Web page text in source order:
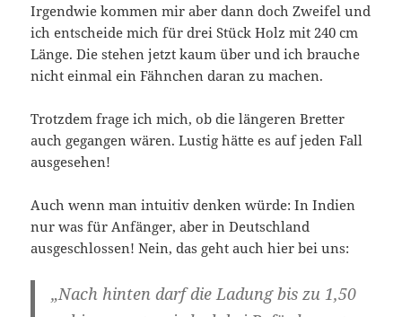
Irgendwie kommen mir aber dann doch Zweifel und
ich entscheide mich für drei Stück Holz mit 240 cm
Länge. Die stehen jetzt kaum über und ich brauche
nicht einmal ein Fähnchen daran zu machen.
Trotzdem frage ich mich, ob die längeren Bretter
auch gegangen wären. Lustig hätte es auf jeden Fall
ausgesehen!
Auch wenn man intuitiv denken würde: In Indien
nur was für Anfänger, aber in Deutschland
ausgeschlossen! Nein, das geht auch hier bei uns:
„Nach hinten darf die Ladung bis zu 1,50